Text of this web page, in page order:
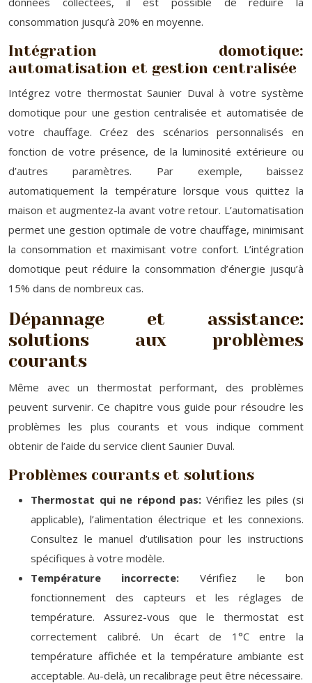
consommation jusqu’à 20% en moyenne.
Intégration domotique:
automatisation et gestion centralisée
Intégrez votre thermostat Saunier Duval à votre système
domotique pour une gestion centralisée et automatisée de
votre chauffage. Créez des scénarios personnalisés en
fonction de votre présence, de la luminosité extérieure ou
d’autres paramètres. Par exemple, baissez
automatiquement la température lorsque vous quittez la
maison et augmentez-la avant votre retour. L’automatisation
permet une gestion optimale de votre chauffage, minimisant
la consommation et maximisant votre confort. L’intégration
domotique peut réduire la consommation d’énergie jusqu’à
15% dans de nombreux cas.
Dépannage et assistance:
solutions aux problèmes
courants
Même avec un thermostat performant, des problèmes
peuvent survenir. Ce chapitre vous guide pour résoudre les
problèmes les plus courants et vous indique comment
obtenir de l’aide du service client Saunier Duval.
Problèmes courants et solutions
Thermostat qui ne répond pas: Vérifiez les piles (si
applicable), l’alimentation électrique et les connexions.
Consultez le manuel d’utilisation pour les instructions
spécifiques à votre modèle.
Température incorrecte: Vérifiez le bon
fonctionnement des capteurs et les réglages de
température. Assurez-vous que le thermostat est
correctement calibré. Un écart de 1°C entre la
température affichée et la température ambiante est
acceptable. Au-delà, un recalibrage peut être nécessaire.